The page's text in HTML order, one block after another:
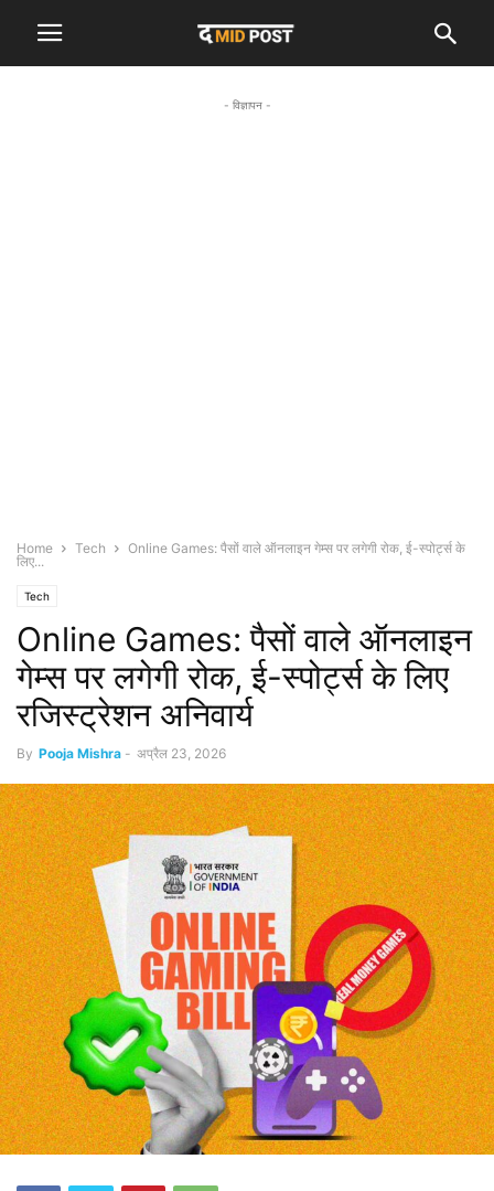
- विज्ञापन -
Home Tech
Online Games: पैसों वाले ऑनलाइन गेम्स पर लगेगी रोक, ई-स्पोर्ट्स के
लिए...
Tech
Online Games: पैसों वाले ऑनलाइन
गेम्स पर लगेगी रोक, ई-स्पोर्ट्स के लिए
रजिस्ट्रेशन अनिवार्य
By Pooja Mishra - अप्रैल 23, 2026